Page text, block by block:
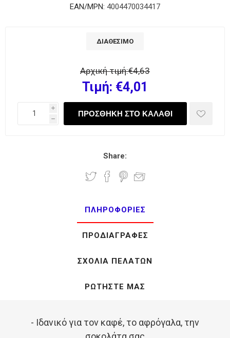
EAN/MPN: 4004470034417
ΔΙΑΘΈΣΙΜΟ
Αρχική τιμή:€4,63
Τιμή: €4,01
i
h
Share:
ΠΛΗΡΟΦΟΡΊΕΣ
ΠΡΟΔΙΑΓΡΑΦΈΣ
ΣΧΌΛΙΑ ΠΕΛΑΤΏΝ
ΡΩΤΉΣΤΕ ΜΑΣ
- Ιδανικό για τον καφέ, το αφρόγαλα, την